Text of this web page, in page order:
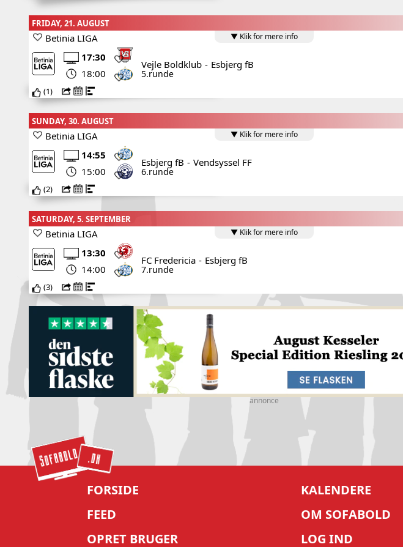
FRIDAY, 21. AUGUST
▼ Klik for mere info
Betinia LIGA
17:30
18:00
Vejle Boldklub - Esbjerg fB
5.runde
(1)
SUNDAY, 30. AUGUST
▼ Klik for mere info
Betinia LIGA
14:55
15:00
Esbjerg fB - Vendsyssel FF
6.runde
(2)
SATURDAY, 5. SEPTEMBER
▼ Klik for mere info
Betinia LIGA
13:30
14:00
FC Fredericia - Esbjerg fB
7.runde
(3)
annonce
FORSIDE KALENDERE
FEED
OM SOFABOLD
OPRET BRUGER
LOG IND